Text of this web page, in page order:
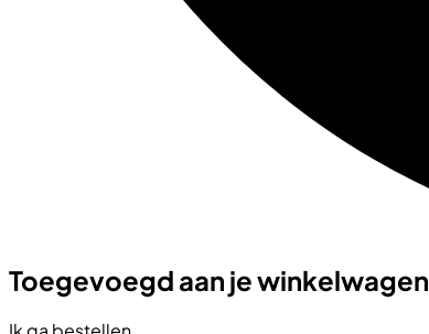
Toegevoegd aan je winkelwagen